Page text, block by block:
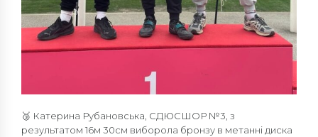
🥉 Катерина Рубановська, СДЮСШОР №3, з
результатом 16м 30см виборола бронзу в метанні диска